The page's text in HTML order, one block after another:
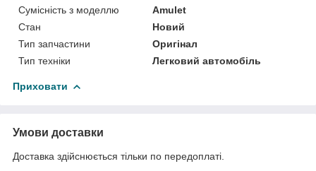
Сумісність з моделлю
Amulet
Стан
Новий
Тип запчастини
Оригінал
Тип техніки
Легковий автомобіль
Приховати
Умови доставки
Доставка здійснюється тільки по передоплаті.